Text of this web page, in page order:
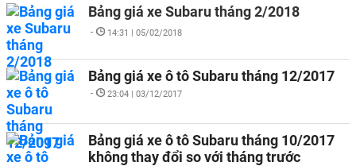
Bảng giá xe Subaru tháng 2/2018
- 14:31 | 05/02/2018
Bảng giá xe ô tô Subaru tháng 12/2017
- 23:04 | 03/12/2017
Bảng giá xe ô tô Subaru tháng 10/2017
không thay đổi so với tháng trước